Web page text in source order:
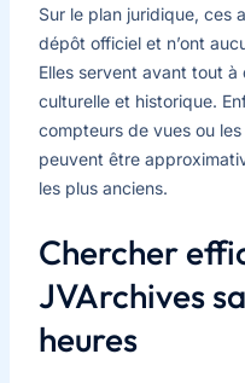
Sur le plan juridique, ces
dépôt officiel et n’ont
Elles servent avant tout
culturelle et historique.
compteurs de vues ou
peuvent être
les plus anciens.
Chercher
JVArchives
heures